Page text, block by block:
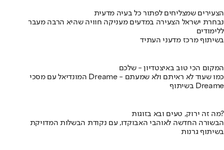
הצעירים שמצליחים לפתור כל בעיה מדעית
נבחרת ישראל הצעירה במדעים מעניקה חוויה שהיא הרבה מעבר
ללימודים
בשיתוף מרכז מדעני העתיד
המקום הכי טוב באיצטדיון - שלכם
המונדיאל עם מסכי Dreame - כמו שעוד לא ראיתם ולא שמעתם
בשיתוף Dreame
מה זה ירוק, טעים ובא בזוגות?
הבשורה החדשה לאוהבי האבוקדו, עם נקודת הבשלות המדויקת
בשיתוף גרנות